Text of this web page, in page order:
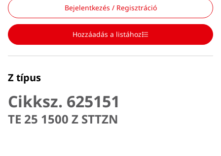
Bejelentkezés / Regisztráció
Hozzáadás a listához
Z típus
Cikksz. 625151
TE 25 1500 Z STTZN